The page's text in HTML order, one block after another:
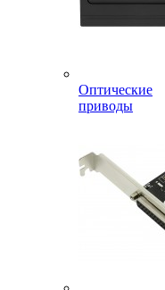
Оптические
приводы